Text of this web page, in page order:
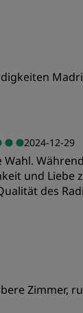
2024-12-29
und Liebe
des
Zimmer,